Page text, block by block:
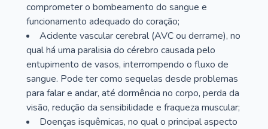
comprometer o bombeamento do sangue e
funcionamento adequado do coração;
Acidente vascular cerebral (AVC ou derrame), no
qual há uma paralisia do cérebro causada pelo
entupimento de vasos, interrompendo o fluxo de
sangue. Pode ter como sequelas desde problemas
para falar e andar, até dormência no corpo, perda da
visão, redução da sensibilidade e fraqueza muscular;
Doenças isquêmicas, no qual o principal aspecto